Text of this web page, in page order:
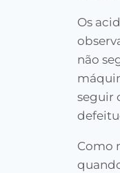
Os
não
seguir
Como